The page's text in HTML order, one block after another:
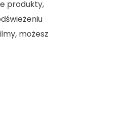
produkty,
możesz